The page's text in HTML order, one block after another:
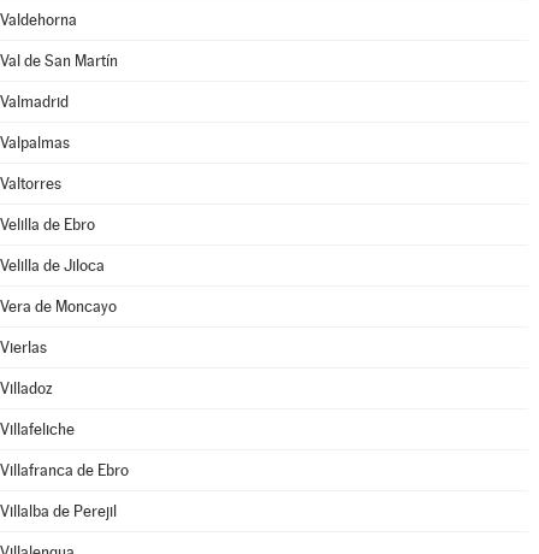
Valdehorna
Val de San Martín
Valmadrid
Valpalmas
Valtorres
Velilla de Ebro
Velilla de Jiloca
Vera de Moncayo
Vierlas
Villadoz
Villafeliche
Villafranca de Ebro
Villalba de Perejil